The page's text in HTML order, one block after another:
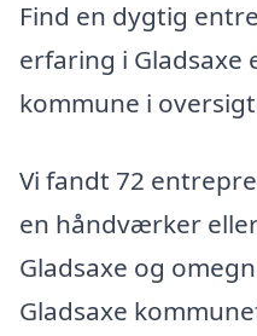
Find en dygtig
erfaring i Gladsaxe
kommune i
Vi fandt 72
en håndværker
Gladsaxe og
Gladsaxe